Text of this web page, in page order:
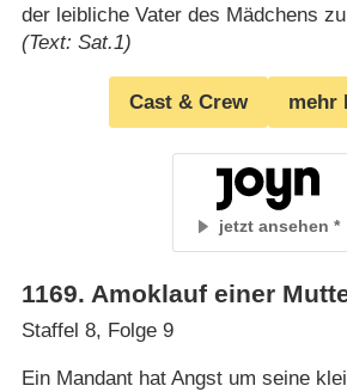
der leibliche Vater des Mädchens
(Text: Sat.1)
Cast & Crew mehr
jetzt ansehen
1169. Amoklauf einer
Staffel 8, Folge 9
Ein Mandant hat Angst um seine